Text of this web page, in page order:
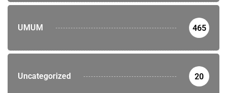
UMUM 465
Uncategorized 20